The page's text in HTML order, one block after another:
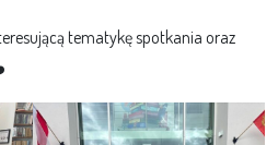
tematykę spotkania oraz